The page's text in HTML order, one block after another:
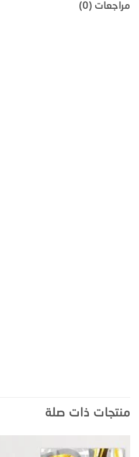
مراجعات (0)
منتجات ذات صلة